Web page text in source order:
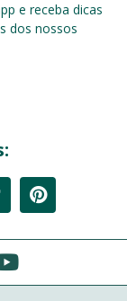
e receba dicas
dos nossos